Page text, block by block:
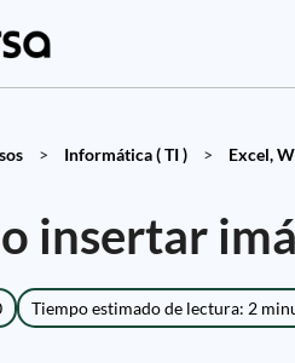
> Informática ( TI ) > Excel,
insertar
Tiempo estimado de lectura: 2